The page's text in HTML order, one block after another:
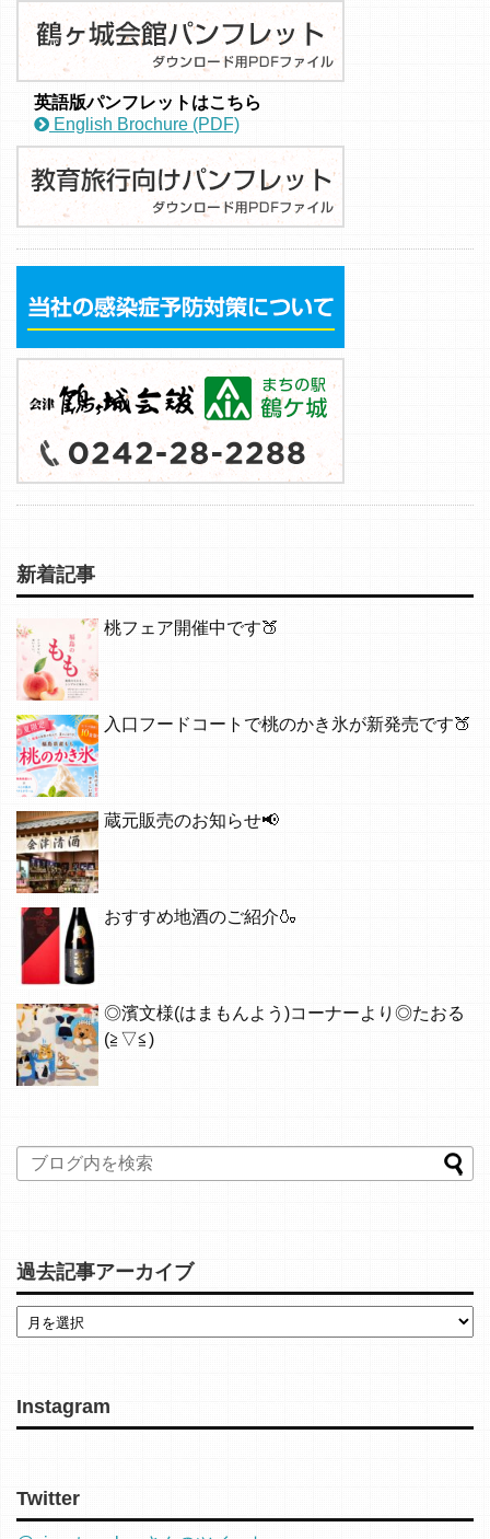
英語版パンフレットはこちら
English Brochure (PDF)
新着記事
桃フェア開催中です🍑
入口フードコートで桃のかき氷が新発売です🍑
蔵元販売のお知らせ📢
おすすめ地酒のご紹介🍶
◎濱文様(はまもんよう)コーナーより◎たおる
(≧▽≦)
過去記事アーカイブ
Instagram
Twitter